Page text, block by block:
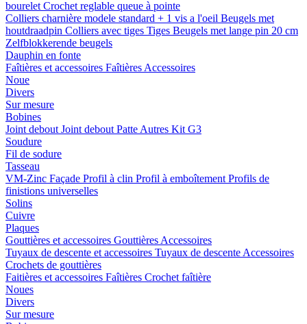
bourelet Crochet reglable queue à pointe
Colliers charnière modele standard + 1 vis a l'oeil Beugels met
houtdraadpin Colliers avec tiges Tiges Beugels met lange pin 20 cm
Zelfblokkerende beugels
Dauphin en fonte
Faîtières et accessoires Faîtières Accessoires
Noue
Divers
Sur mesure
Bobines
Joint debout Joint debout Patte Autres Kit G3
Soudure
Fil de sodure
Tasseau
VM-Zinc Façade Profil à clin Profil à emboîtement Profils de
finistions universelles
Solins
Cuivre
Plaques
Gouttières et accessoires Gouttières Accessoires
Tuyaux de descente et accessoires Tuyaux de descente Accessoires
Crochets de gouttières
Faitières et accessoires Faîtières Crochet faîtière
Noues
Divers
Sur mesure